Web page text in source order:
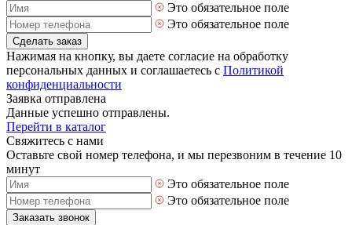
Это обязательное поле
Это обязательное поле
Сделать заказ
Нажимая на кнопку, вы даете согласие на обработку
персональных данных и соглашаетесь с Политикой
конфиденциальности
Заявка отправлена
Данные успешно отправлены.
Перейти в каталог
Свяжитесь с нами
Оставьте свой номер телефона, и мы перезвоним в течение 10
минут
Это обязательное поле
Это обязательное поле
Заказать звонок